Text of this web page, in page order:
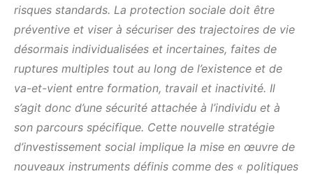
risques standards. La protection sociale doit être
préventive et viser à sécuriser des trajectoires de vie
désormais individualisées et incertaines, faites de
ruptures multiples tout au long de l’existence et de
va-et-vient entre formation, travail et inactivité. Il
s’agit donc d’une sécurité attachée à l’individu et à
son parcours spécifique. Cette nouvelle stratégie
d’investissement social implique la mise en œuvre de
nouveaux instruments définis comme des « politiques